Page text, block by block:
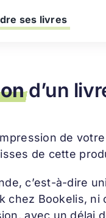
ses livres
d’un
de
de cette
c’est-à-dire
chez Bookelis, ni
avec un délai